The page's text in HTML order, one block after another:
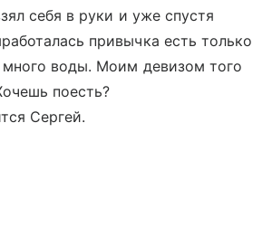
себя в руки и уже спустя
привычка есть только
много воды. Моим девизом того
поесть?
Сергей.